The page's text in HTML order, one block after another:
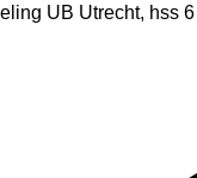
UB Utrecht, hss